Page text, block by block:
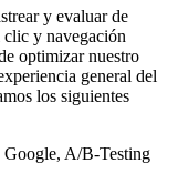
y evaluar de
y navegación
optimizar nuestro
general del
los siguientes
Google, A/B-Testing